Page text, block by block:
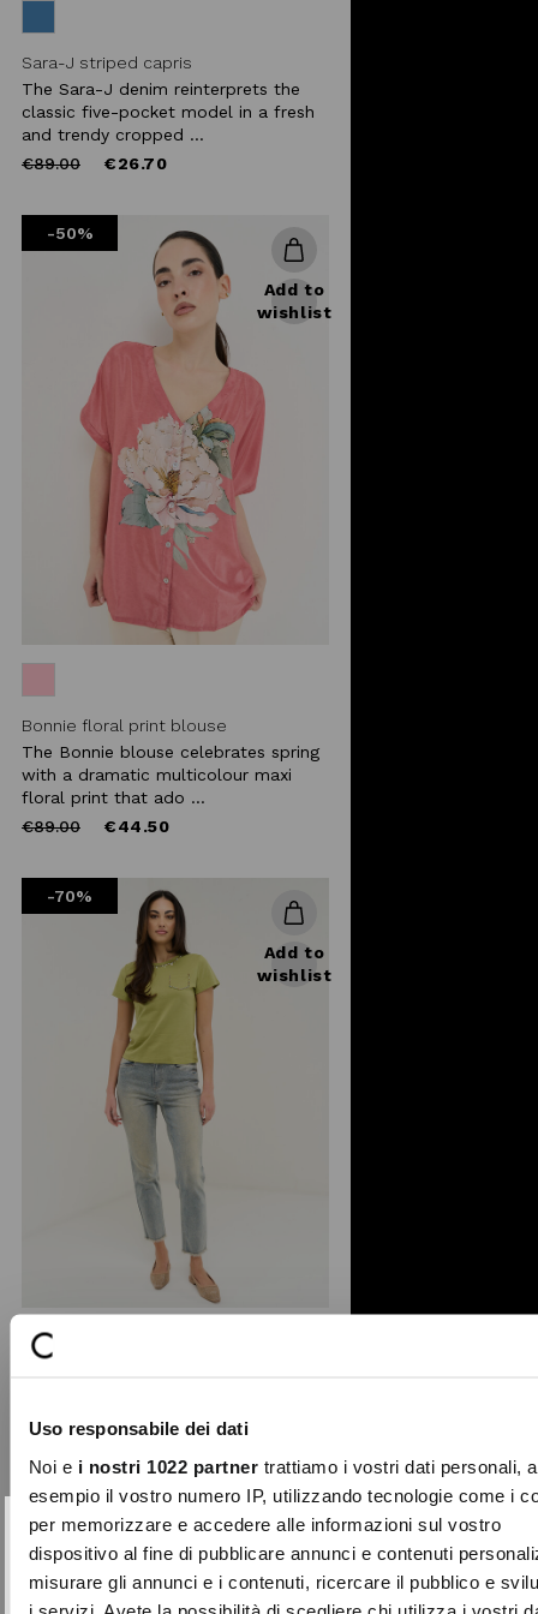
Uso responsabile dei dati
Noi e i nostri 1022 partnertrattiamo i vostri dati personali,
esempio il vostro numero IP, utilizzando tecnologie come i
per memorizzare e accedere alle informazioni sul vostro
dispositivo al fine di pubblicare annunci e contenuti
misurare gli annunci e i contenuti, ricercare il pubblico e
i servizi. Avete la possibilità di scegliere chi utilizza i vostri
Sara-J striped capris
The Sara-J denim reinterprets the
classic five-pocket model in a fresh
and trendy cropped ...
Price
€89.00to €26.70
-50%
Add to
wishlist
Bonnie floral print blouse
The Bonnie blouse celebrates spring
with a dramatic multicolour maxi
floral print that ado ...
Price
€89.00to €44.50
-70%
Add to
wishlist
sandblasted wash for a lived-in
effect, the Kate capri p ...
reduced
from
€89.00 to €26.70
-70%
Close
SUBSCRIBE TO OUR
NEWSLETTER